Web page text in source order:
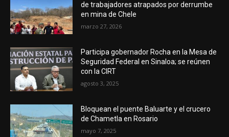
de trabajadores atrapados por derrumbe
en mina de Chele
marzo 27, 2026
Participa gobernador Rocha en la Mesa de
Seguridad Federal en Sinaloa; se reúnen
con la CIRT
agosto 3, 2025
Bloquean el puente Baluarte y el crucero
de Chametla en Rosario
mayo 7, 2025